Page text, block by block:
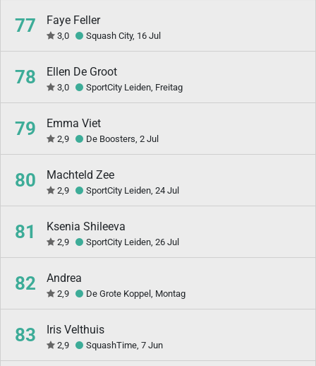
77 Faye Feller
3,0 Squash City, 16 Jul
78 Ellen De Groot
3,0 SportCity Leiden, Freitag
79 Emma Viet
2,9 De Boosters, 2 Jul
80 Machteld Zee
2,9 SportCity Leiden, 24 Jul
81 Ksenia Shileeva
2,9 SportCity Leiden, 26 Jul
82 Andrea
2,9 De Grote Koppel, Montag
83 Iris Velthuis
2,9 SquashTime, 7 Jun